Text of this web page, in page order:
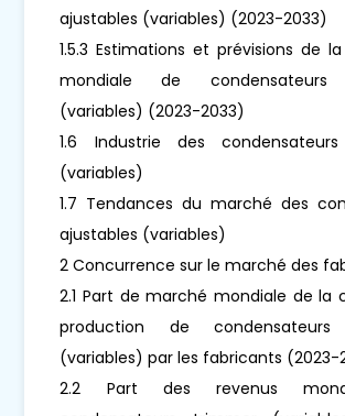
ajustables (variables) (2023-2033)
1.5.3 Estimations et prévisions de
mondiale de condensateurs
(variables) (2023-2033)
1.6 Industrie des condensateurs
(variables)
1.7 Tendances du marché des
ajustables (variables)
2 Concurrence sur le marché des
2.1 Part de marché mondiale de la
production de condensateurs
(variables) par les fabricants (2023-
2.2 Part des revenus